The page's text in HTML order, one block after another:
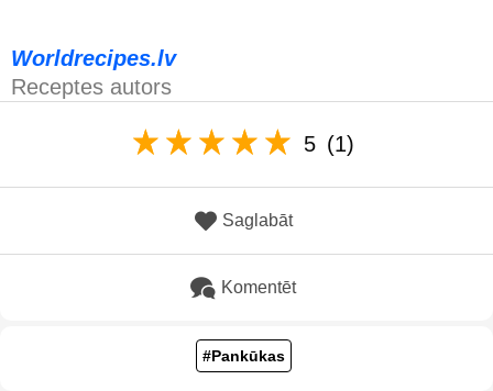
Worldrecipes.lv
Receptes autors
5 (1)
Saglabāt
Komentēt
#Pankūkas